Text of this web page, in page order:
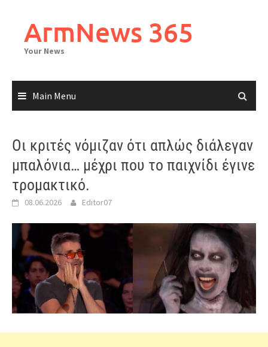
contentArmNews 365
Your News
Main Menu
Οι κριτές νόμιζαν ότι απλώς διάλεγαν
μπαλόνια… μέχρι που το παιχνίδι έγινε
τρομακτικό.
08.06.2026 Editor07